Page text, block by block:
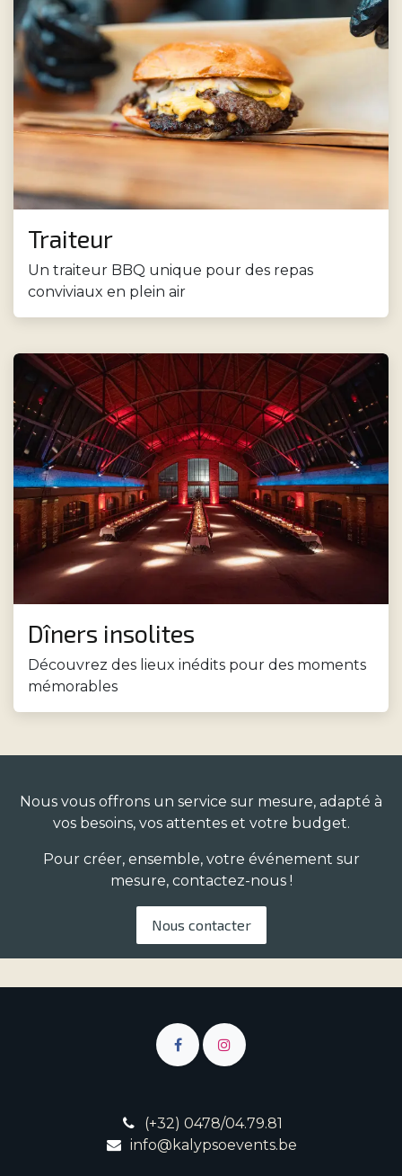
Traiteur
Un traiteur BBQ unique pour des repas
conviviaux en plein air
Dîners insolites
Découvrez des lieux inédits pour des moments
mémorables
Nous vous offrons un service sur mesure, adapté à
vos besoins, vos attentes et votre budget.
Pour créer, ensemble, votre événement sur
mesure, contactez-nous !​​
Nous contacter
(+32) 0478/04.79.81
info@kalypsoevents.be